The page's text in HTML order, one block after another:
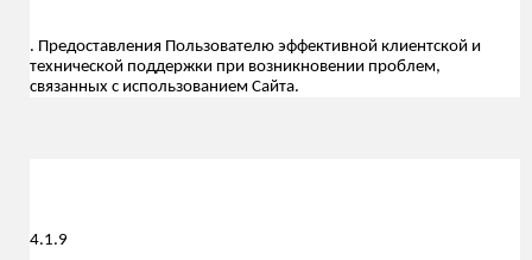
. Предоставления Пользователю эффективной клиентской и
технической поддержки при возникновении проблем,
связанных с использованием Сайта.
4.1.9